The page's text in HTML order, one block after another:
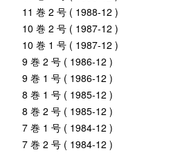
11 巻 2 号 ( 1988-12 )
10 巻 2 号 ( 1987-12 )
10 巻 1 号 ( 1987-12 )
9 巻 2 号 ( 1986-12 )
9 巻 1 号 ( 1986-12 )
8 巻 1 号 ( 1985-12 )
8 巻 2 号 ( 1985-12 )
7 巻 1 号 ( 1984-12 )
7 巻 2 号 ( 1984-12 )